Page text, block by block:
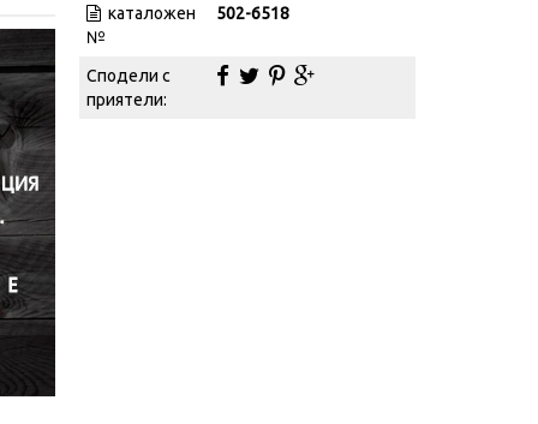
каталожен
№
502-6518
Сподели с
приятели: